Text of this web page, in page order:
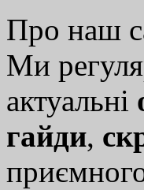
Про наш
Ми
актуальні
гайди,